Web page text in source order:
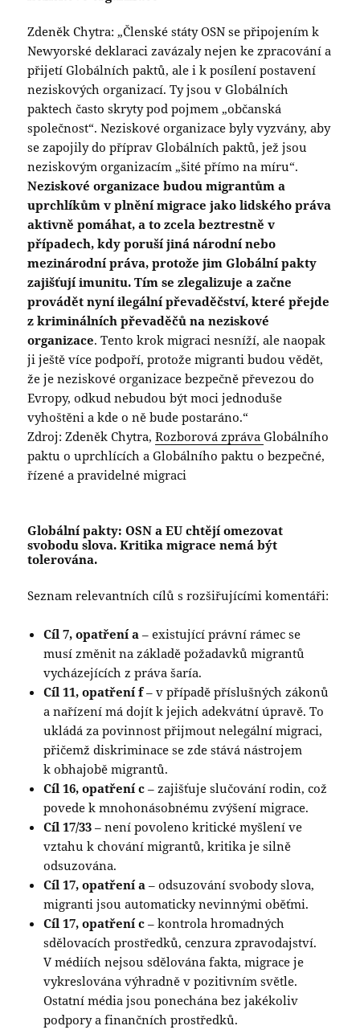
Zdeněk Chytra: „Členské státy OSN se připojením k
Newyorské deklaraci zavázaly nejen ke zpracování a
přijetí Globálních paktů, ale i k posílení postavení
neziskových organizací. Ty jsou v Globálních
paktech často skryty pod pojmem „občanská
společnost“. Neziskové organizace byly vyzvány, aby
se zapojily do příprav Globálních paktů, jež jsou
neziskovým organizacím „šité přímo na míru“.
Neziskové organizace budou migrantům a
uprchlíkům v plnění migrace jako lidského práva
aktivně pomáhat, a to zcela beztrestně v
případech, kdy poruší jiná národní nebo
mezinárodní práva, protože jim Globální pakty
zajišťují imunitu. Tím se zlegalizuje a začne
provádět nyní ilegální převaděčství, které přejde
z kriminálních převaděčů na neziskové
organizace. Tento krok migraci nesníží, ale naopak
ji ještě více podpoří, protože migranti budou vědět,
že je neziskové organizace bezpečně převezou do
Evropy, odkud nebudou být moci jednoduše
vyhoštěni a kde o ně bude postaráno.“
Zdroj: Zdeněk Chytra,Rozborová zprávaGlobálního
paktu o uprchlících a Globálního paktu o bezpečné,
řízené a pravidelné migraci
Globální pakty: OSN a EU chtějí omezovat
svobodu slova. Kritika migrace nemá být
tolerována.
Seznam relevantních cílů s rozšiřujícími komentáři:
Cíl 7, opatření a – existující právní rámec se
musí změnit na základě požadavků migrantů
vycházejících z práva šaría.
Cíl 11, opatření f– v případě příslušných zákonů
a nařízení má dojít k jejich adekvátní úpravě. To
ukládá za povinnost přijmout nelegální migraci,
přičemž diskriminace se zde stává nástrojem
k obhajobě migrantů.
Cíl 16, opatření c – zajišťuje slučování rodin, což
povede k mnohonásobnému zvýšení migrace.
Cíl 17/33 – není povoleno kritické myšlení ve
vztahu k chování migrantů, kritika je silně
odsuzována.
Cíl 17, opatření a – odsuzování svobody slova,
migranti jsou automaticky nevinnými oběťmi.
Cíl 17, opatření c – kontrola hromadných
sdělovacích prostředků, cenzura zpravodajství.
V médiích nejsou sdělována fakta, migrace je
vykreslována výhradně v pozitivním světle.
Ostatní média jsou ponechána bez jakékoliv
podpory a finančních prostředků.